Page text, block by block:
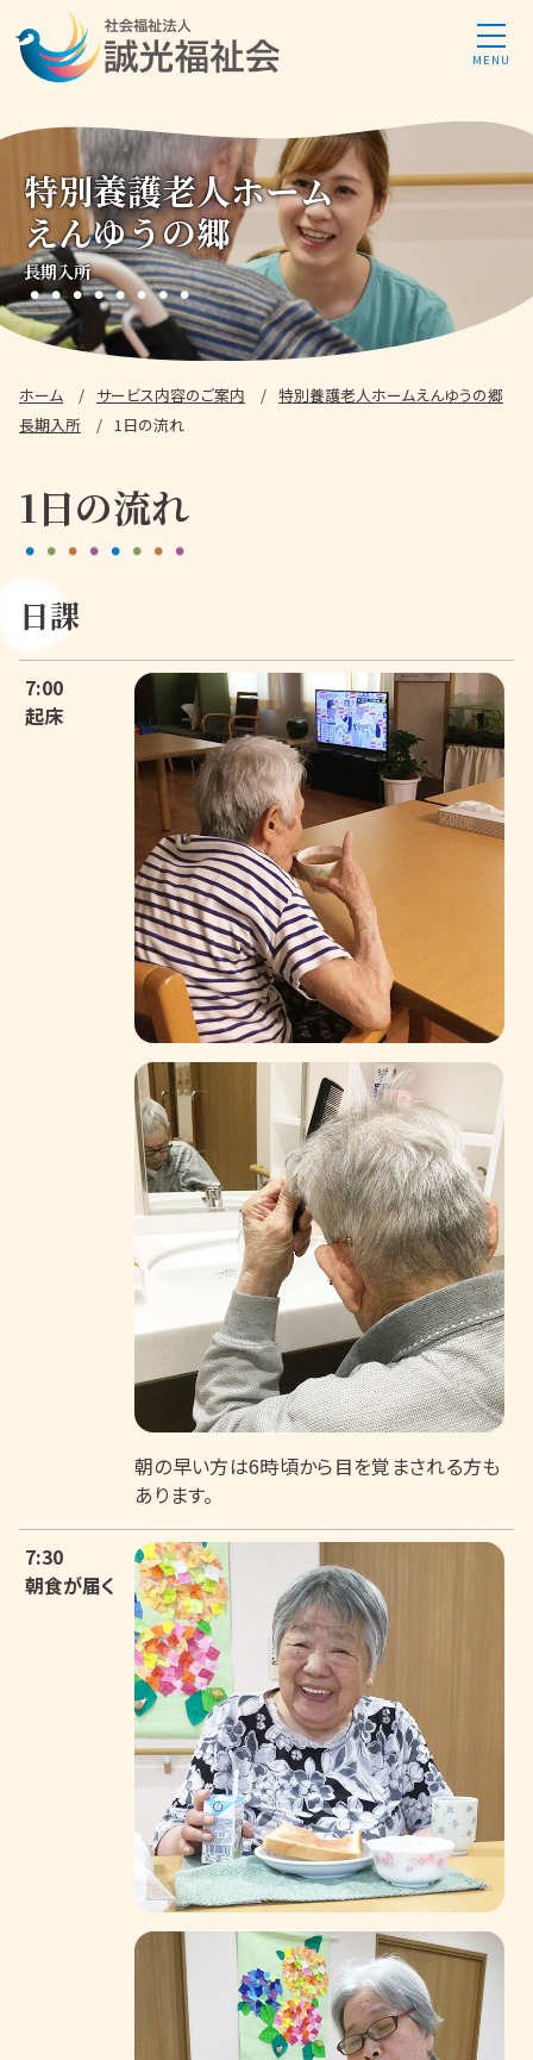
特別養護老人ホーム
えんゆうの郷
長期入所
ホーム サービス内容のご案内 特別養護老人ホームえんゆうの郷
長期入所
1日の流れ
1日の流れ
日課
7:00
起床
朝の早い方は6時頃から目を覚まされる方も
あります。
7:30
朝食が届く